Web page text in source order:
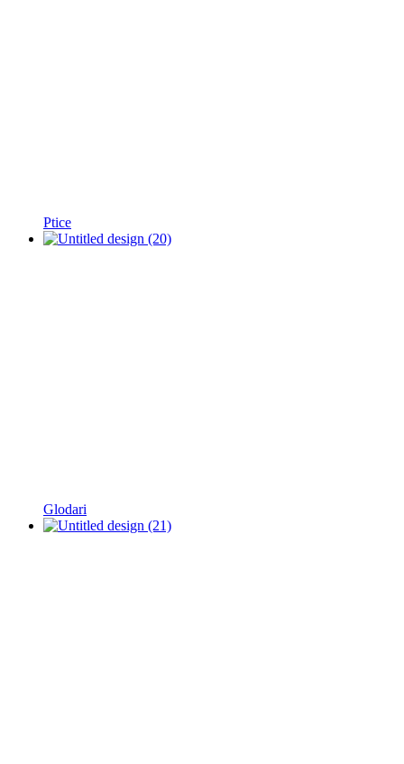
Ptice
Glodari